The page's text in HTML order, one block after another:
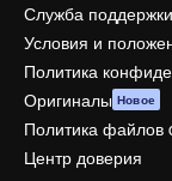
Служба поддержки
Условия и
Политика
Оригиналы Новое
Политика файлов
Центр доверия